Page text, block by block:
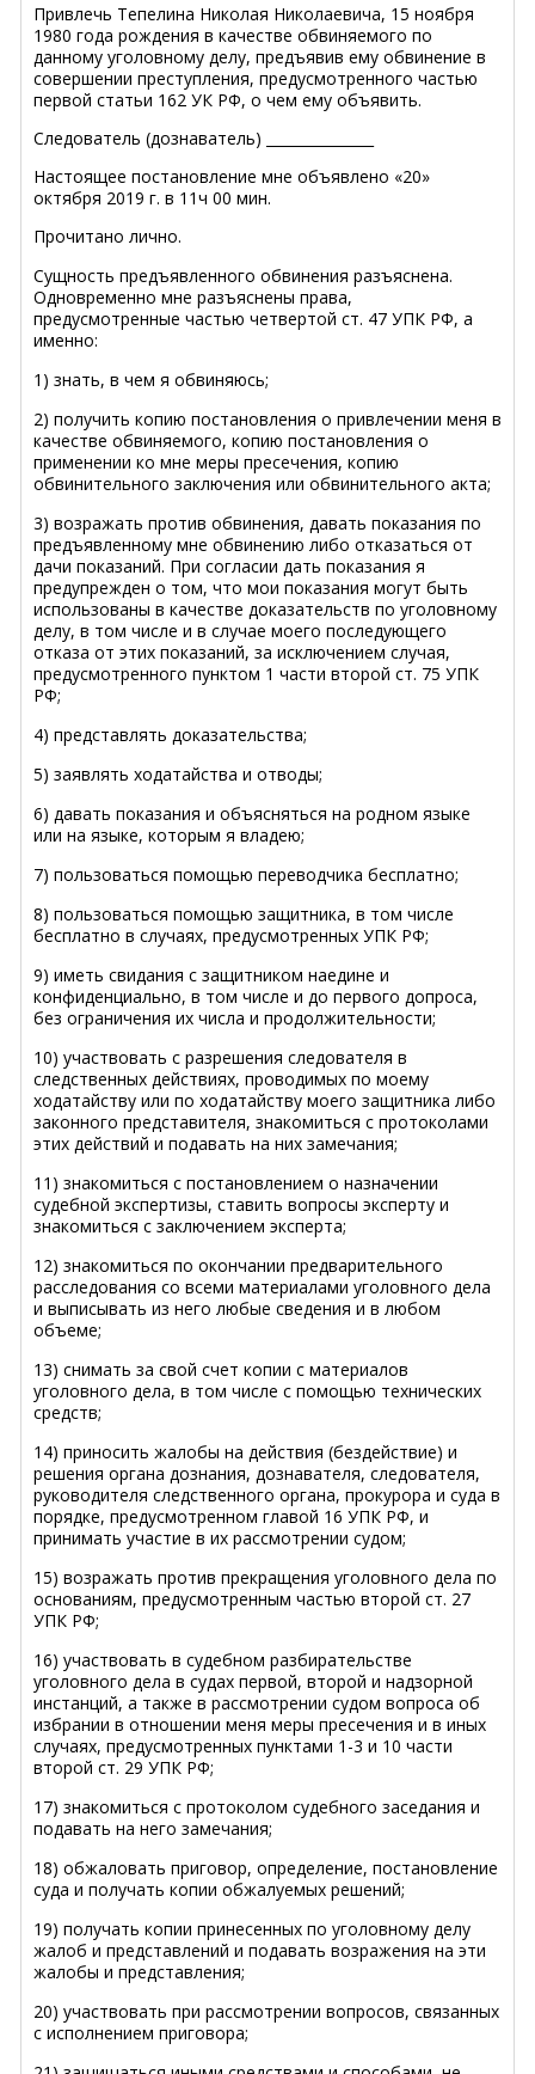
Привлечь Тепелина Николая Николаевича, 15 ноября
1980 года рождения в качестве обвиняемого по
данному уголовному делу, предъявив ему обвинение в
совершении преступления, предусмотренного частью
первой статьи 162 УК РФ, о чем ему объявить.
Следователь (дознаватель) _______________
Настоящее постановление мне объявлено «20»
октября 2019 г. в 11ч 00 мин.
Прочитано лично.
Сущность предъявленного обвинения разъяснена.
Одновременно мне разъяснены права,
предусмотренные частью четвертой ст. 47 УПК РФ, а
именно:
1) знать, в чем я обвиняюсь;
2) получить копию постановления о привлечении меня в
качестве обвиняемого, копию постановления о
применении ко мне меры пресечения, копию
обвинительного заключения или обвинительного акта;
3) возражать против обвинения, давать показания по
предъявленному мне обвинению либо отказаться от
дачи показаний. При согласии дать показания я
предупрежден о том, что мои показания могут быть
использованы в качестве доказательств по уголовному
делу, в том числе и в случае моего последующего
отказа от этих показаний, за исключением случая,
предусмотренного пунктом 1 части второй ст. 75 УПК
РФ;
4) представлять доказательства;
5) заявлять ходатайства и отводы;
6) давать показания и объясняться на родном языке
или на языке, которым я владею;
7) пользоваться помощью переводчика бесплатно;
8) пользоваться помощью защитника, в том числе
бесплатно в случаях, предусмотренных УПК РФ;
9) иметь свидания с защитником наедине и
конфиденциально, в том числе и до первого допроса,
без ограничения их числа и продолжительности;
10) участвовать с разрешения следователя в
следственных действиях, проводимых по моему
ходатайству или по ходатайству моего защитника либо
законного представителя, знакомиться с протоколами
этих действий и подавать на них замечания;
11) знакомиться с постановлением о назначении
судебной экспертизы, ставить вопросы эксперту и
знакомиться с заключением эксперта;
12) знакомиться по окончании предварительного
расследования со всеми материалами уголовного дела
и выписывать из него любые сведения и в любом
объеме;
13) снимать за свой счет копии с материалов
уголовного дела, в том числе с помощью технических
средств;
14) приносить жалобы на действия (бездействие) и
решения органа дознания, дознавателя, следователя,
руководителя следственного органа, прокурора и суда в
порядке, предусмотренном главой 16 УПК РФ, и
принимать участие в их рассмотрении судом;
15) возражать против прекращения уголовного дела по
основаниям, предусмотренным частью второй ст. 27
УПК РФ;
16) участвовать в судебном разбирательстве
уголовного дела в судах первой, второй и надзорной
инстанций, а также в рассмотрении судом вопроса об
избрании в отношении меня меры пресечения и в иных
случаях, предусмотренных пунктами 1-3 и 10 части
второй ст. 29 УПК РФ;
17) знакомиться с протоколом судебного заседания и
подавать на него замечания;
18) обжаловать приговор, определение, постановление
суда и получать копии обжалуемых решений;
19) получать копии принесенных по уголовному делу
жалоб и представлений и подавать возражения на эти
жалобы и представления;
20) участвовать при рассмотрении вопросов, связанных
с исполнением приговора;